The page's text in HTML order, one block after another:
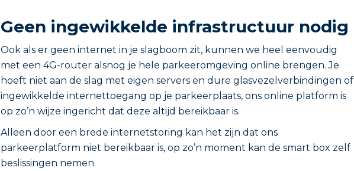
Geen ingewikkelde infrastructuur nodig
Ook als er geen internet in je slagboom zit, kunnen we heel eenvoudig
met een 4G-router alsnog je hele parkeeromgeving online brengen. Je
hoeft niet aan de slag met eigen servers en dure glasvezelverbindingen of
ingewikkelde internettoegang op je parkeerplaats, ons online platform is
op zo’n wijze ingericht dat deze altijd bereikbaar is.
Alleen door een brede internetstoring kan het zijn dat ons
parkeerplatform niet bereikbaar is, op zo’n moment kan de smart box zelf
beslissingen nemen.